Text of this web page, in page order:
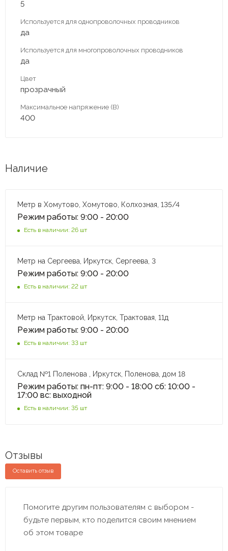
5
Используется для однопроволочных проводников
да
Используется для многопроволочных проводников
да
Цвет
прозрачный
Максимальное напряжение (В)
400
Наличие
Метр в Хомутово, Хомутово, Колхозная, 135/4
Режим работы: 9:00 - 20:00
Есть в наличии: 26 шт
Метр на Сергеева, Иркутск, Сергеева, 3
Режим работы: 9:00 - 20:00
Есть в наличии: 22 шт
Метр на Трактовой, Иркутск, Трактовая, 11д
Режим работы: 9:00 - 20:00
Есть в наличии: 33 шт
Склад №1 Поленова , Иркутск, Поленова, дом 18
Режим работы: пн-пт: 9:00 - 18:00 сб: 10:00 -
17:00 вс: выходной
Есть в наличии: 35 шт
Отзывы
Оставить отзыв
Помогите другим пользователям с выбором -
будьте первым, кто поделится своим мнением
об этом товаре